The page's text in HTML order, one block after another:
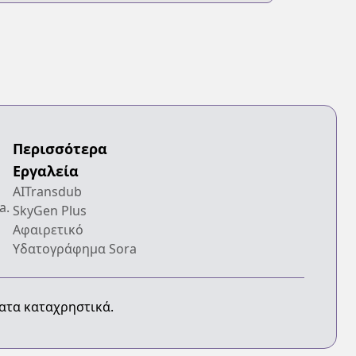
Περισσότερα
Εργαλεία
AITransdub
SkyGen Plus
Αφαιρετικό
Υδατογράφημα Sora
καταχρηστικά.